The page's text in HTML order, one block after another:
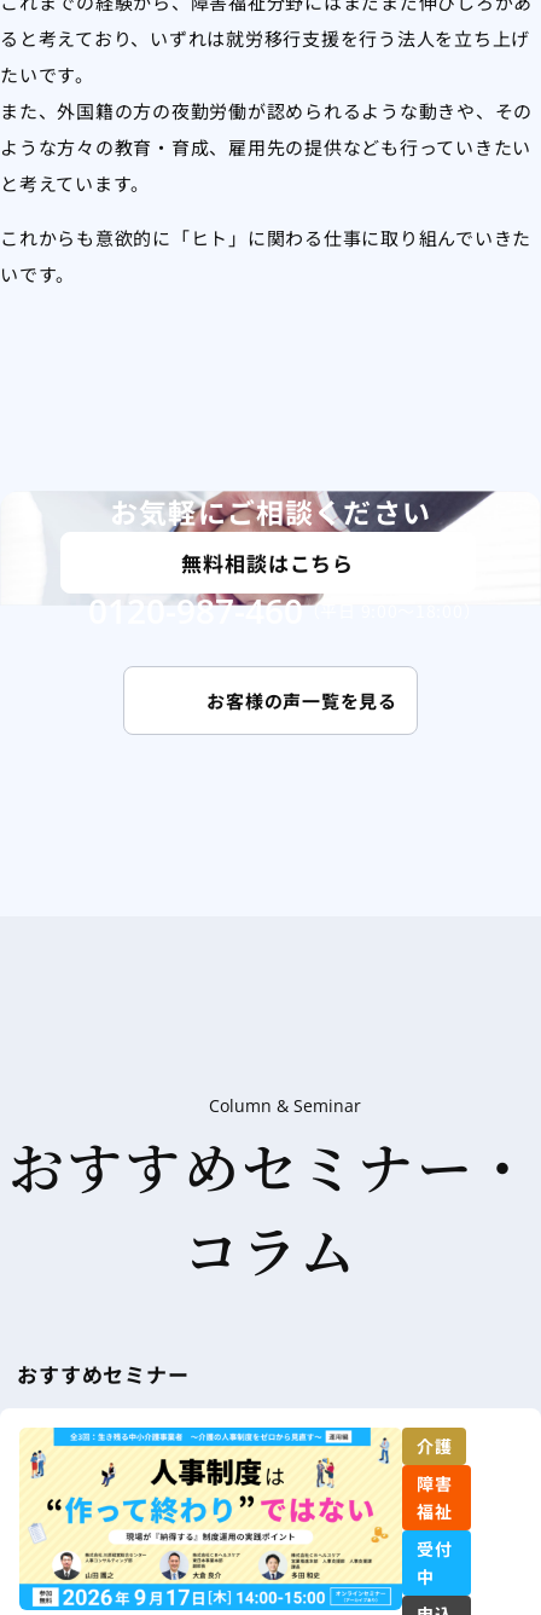
ると考えており、いずれは就労移行支援を行う法人を立ち上げ
たいです。
また、外国籍の方の夜勤労働が認められるような動きや、その
ような方々の教育・育成、雇用先の提供なども行っていきたい
と考えています。
これからも意欲的に「ヒト」に関わる仕事に取り組んでいきた
いです。
お気軽にご相談ください
0120-987-460（平日 9:00〜18:00）
無料相談はこちら
お客様の声一覧を見る
Column & Seminar
おすすめセミナー・
コラム
おすすめセミナー
介護
障害
福祉
受付
中